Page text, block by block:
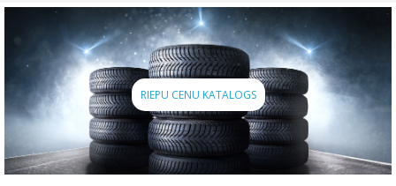
RIEPU CENU KATALOGS